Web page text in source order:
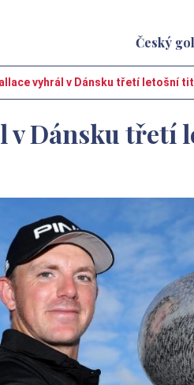
Český
vyhrál v Dánsku třetí letošní
v Dánsku třetí